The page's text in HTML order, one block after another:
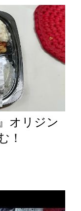
オリジン
！